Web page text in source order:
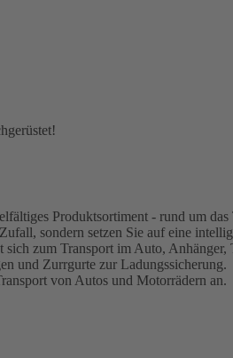
Produktsortiment - rund um
sondern setzen Sie auf eine
zum Transport im Auto,
und Zurrgurte zur Ladungssicherung.
von Autos und Motorrädern an.